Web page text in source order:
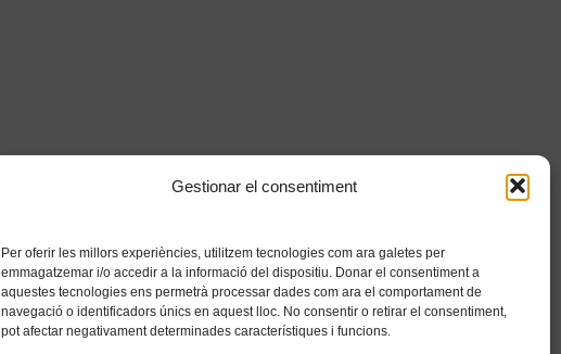
Gestionar el consentiment
Per oferir les millors experiències, utilitzem tecnologies com ara galetes per
emmagatzemar i/o accedir a la informació del dispositiu. Donar el consentiment a
aquestes tecnologies ens permetrà processar dades com ara el comportament de
navegació o identificadors únics en aquest lloc. No consentir o retirar el consentiment,
pot afectar negativament determinades característiques i funcions.